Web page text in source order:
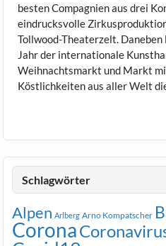
besten Compagnien aus drei
eindrucksvolle
Tollwood-Theaterzelt. Daneben
Jahr der internationale
Weihnachtsmarkt und Markt
Köstlichkeiten aus aller Welt
Schlagwörter
Alpen Arlberg Arno Kompatscher
Corona